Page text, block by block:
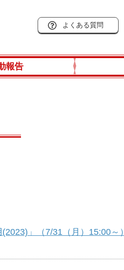
よくある質問
報告
」（7/31（月）15:00～）